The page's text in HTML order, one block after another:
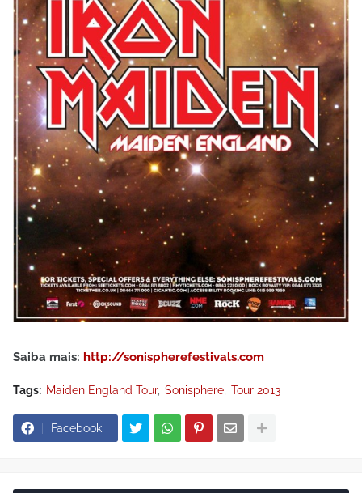
Saiba mais: http://sonispherefestivals.com
Tags: Maiden England Tour Sonisphere Tour 2013
Facebook